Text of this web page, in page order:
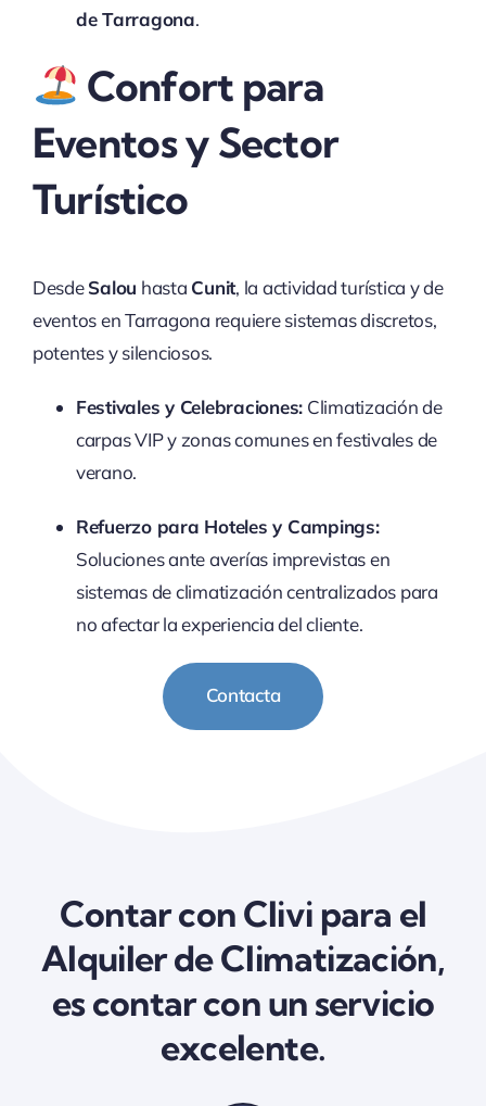
de Tarragona.
Confort para
Eventos y Sector
Turístico
DesdeSalou hasta Cunit, la actividad turística y de
eventos en Tarragona requiere sistemas discretos,
potentes y silenciosos.
Festivales y Celebraciones: Climatización de
carpas VIP y zonas comunes en festivales de
verano.
Refuerzo para Hoteles y Campings:
Soluciones ante averías imprevistas en
sistemas de climatización centralizados para
no afectar la experiencia del cliente.
Contacta
Contar con Clivi para el
Alquiler de Climatización,
es contar con un servicio
excelente.